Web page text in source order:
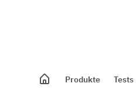
Produkte Tests